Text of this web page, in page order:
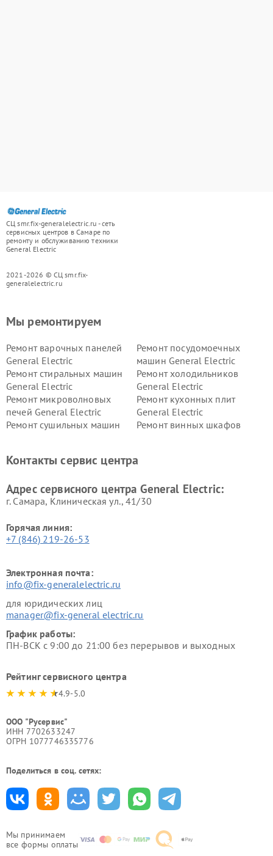
СЦ smr.fix-generalelectric.ru - сеть
сервисных центров в Самаре по
ремонту и обслуживанию техники
General Electric
2021-2026 © СЦ smr.fix-
generalelectric.ru
Мы принимаем
все формы оплаты
Мы ремонтируем
Ремонт варочных панелей
General Electric
Ремонт посудомоечных
машин General Electric
Ремонт стиральных машин
General Electric
Ремонт холодильников
General Electric
Ремонт микроволновых
печей General Electric
Ремонт кухонных плит
General Electric
Ремонт сушильных машин
Ремонт винных шкафов
Electric
General Electric
Контакты сервис центра
Адрес сервисного центра General Electric:
г. Самара, Клиническая ул., 41/30
Горячая линия:
+7 (846) 219-26-53
Электронная почта:
info@fix-generalelectric.ru
для юридических лиц
manager@fix-general electric.ru
График работы:
ПН-ВСК с 9:00 до 21:00 без перерывов и выходных
Рейтинг сервисного центра
4.9-5.0
ООО "Русервис"
ИНН 7702633247
ОГРН 1077746335776
Поделиться в соц. сетях: